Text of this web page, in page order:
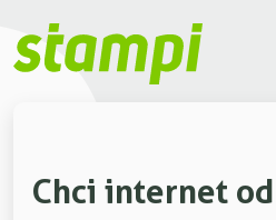
Chci internet od